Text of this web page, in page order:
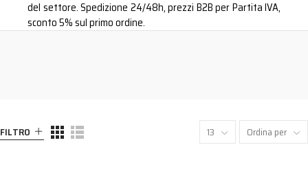
del settore. Spedizione 24/48h, prezzi B2B per Partita IVA,
sconto 5% sul primo ordine.
FILTRO 13 Ordina per